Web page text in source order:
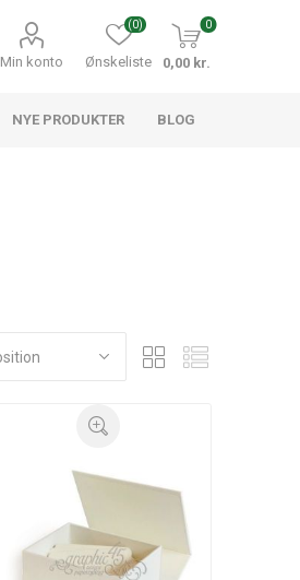
Min konto Ønskeliste
(0) 0
0,00 kr.
NYE PRODUKTER BLOG